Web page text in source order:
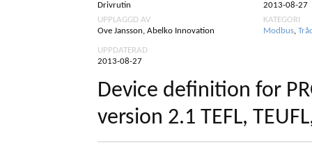
Drivrutin
UPPLAGGD AV
Ove Jansson, Abelko Innovation
2013-08-27
KATEGORI
Modbus,
UPPDATERAD
2013-08-27
Device definition for
version 2.1 TEFL,